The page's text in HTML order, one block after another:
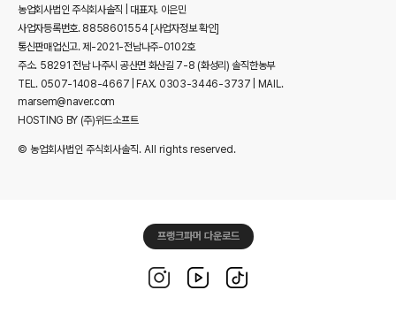
농업회사법인 주식회사솔직 | 대표자. 이은민
사업자등록번호. 8858601554 [사업자정보 확인]
통신판매업신고. 제-2021-전남나주-0102호
주소. 58291 전남 나주시 공산면 화산길 7-8 (화성리) 솔직한농부
TEL. 0507-1408-4667 | FAX. 0303-3446-3737 | MAIL.
marsem@naver.com
HOSTING BY (주)위드소프트
© 농업회사법인 주식회사솔직. All rights reserved.
프랭크파머 다운로드